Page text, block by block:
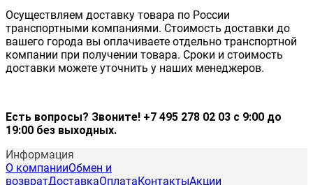
Осуществляем доставку товара по России
транспортными компаниями. Стоимость доставки до
вашего города вы оплачиваете отдельно транспортной
компании при получении товара. Сроки и стоимость
доставки можете уточнить у наших менеджеров.
Есть вопросы? Звоните! +7 495 278 02 03 с 9:00 до
19:00 без выходных.
Информация
О компанииОбмен и
возвратДоставкаОплата КонтактыАкции